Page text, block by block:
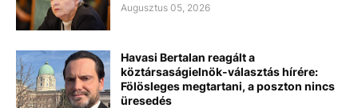
Augusztus 05, 2026
Havasi Bertalan reagált a
köztársaságielnök-választás hírére:
Fölösleges megtartani, a poszton nincs
üresedés